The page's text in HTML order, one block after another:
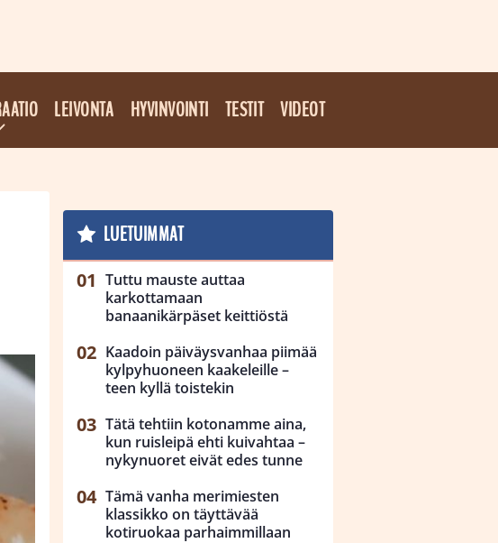
LEIVONTA HYVINVOINTI TESTIT VIDEOT
LUETUIMMAT
Tuttu mauste auttaa
karkottamaan
banaanikärpäset keittiöstä
Kaadoin päiväysvanhaa piimää
kylpyhuoneen kaakeleille –
teen kyllä toistekin
Tätä tehtiin kotonamme aina,
kun ruisleipä ehti kuivahtaa –
nykynuoret eivät edes tunne
Tämä vanha merimiesten
klassikko on täyttävää
kotiruokaa parhaimmillaan